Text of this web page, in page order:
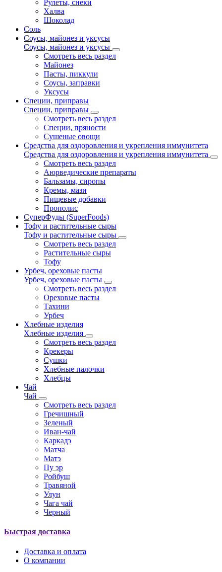
Рулеты, снеки
Халва
Шоколад
Соль
Соусы, майонез и уксусы
Соусы, майонез и уксусы
Смотреть весь раздел
Майонез
Пасты, пиккули
Соусы, заправки
Уксусы
Специи, приправы
Специи, приправы
Смотреть весь раздел
Специи, пряности
Сушеные овощи
Средства для оздоровления и укрепления иммунитета
Средства для оздоровления и укрепления иммунитета
Смотреть весь раздел
Аюрведические препараты
Бальзамы, сиропы
Кремы, мази
Пищевые добавки
Прополис
СуперФуды (SuperFoods)
Тофу и растительные сыры
Тофу и растительные сыры
Смотреть весь раздел
Растительные сыры
Тофу
Урбеч, ореховые пасты
Урбеч, ореховые пасты
Смотреть весь раздел
Ореховые пасты
Тахини
Урбеч
Хлебные изделия
Хлебные изделия
Смотреть весь раздел
Крекеры
Сушки
Хлебные палочки
Хлебцы
Чай
Чай
Смотреть весь раздел
Гречишный
Зеленый
Иван-чай
Каркадэ
Матча
Матэ
Пу эр
Ройбуш
Травяной
Улун
Чага чай
Черный
Быстрая доставка
Доставка и оплата
О компании